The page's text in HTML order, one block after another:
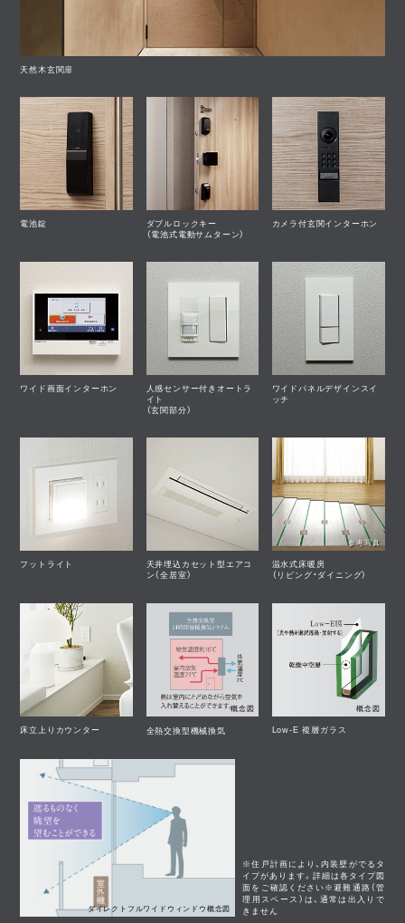
天然木玄関扉
電池錠
ダブルロックキー
（電池式電動サムターン）
カメラ付玄関インターホン
ワイド画面インターホン
人感センサー付きオートラ
イト
（玄関部分）
ワイドパネルデザインスイ
ッチ
フットライト
天井埋込カセット型エアコ
ン（全居室）
参考写真
温水式床暖房
（リビング・ダイニング）
床立上りカウンター
概念図
全熱交換型機械換気
概念図
Low-E 複層ガラス
ダイレクトフルワイドウィンドウ概念図
※住戸計画により、内装壁がでるタ
イプがあります。詳細は各タイプ図
面をご確認ください※避難通路（管
理用スペース）は、通常は出入りで
きません